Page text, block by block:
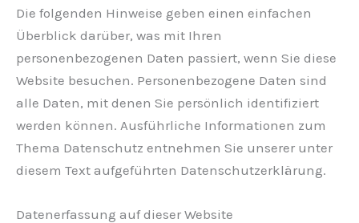
Die folgenden Hinweise geben einen einfachen
Überblick darüber, was mit Ihren
personenbezogenen Daten passiert, wenn Sie diese
Website besuchen. Personenbezogene Daten sind
alle Daten, mit denen Sie persönlich identifiziert
werden können. Ausführliche Informationen zum
Thema Datenschutz entnehmen Sie unserer unter
diesem Text aufgeführten Datenschutzerklärung.
Datenerfassung auf dieser Website